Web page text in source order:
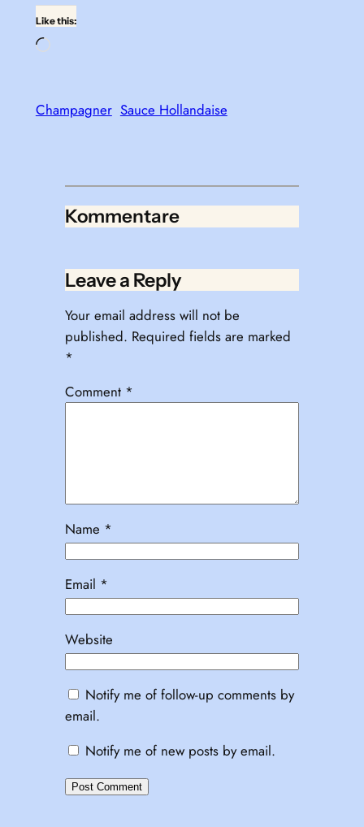
Like this:
Loading…
Champagner Sauce Hollandaise
Kommentare
Leave a Reply
Your email address will not be
published. Required fields are marked
*
Comment *
Name *
Email *
Website
Notify me of follow-up comments by
email.
Notify me of new posts by email.